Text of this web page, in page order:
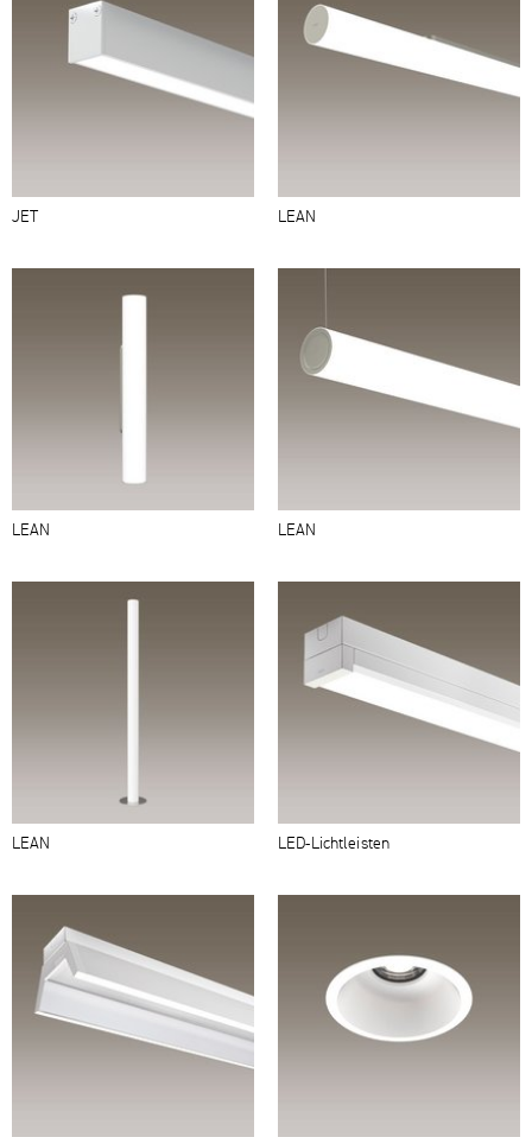
JET LEAN
LEAN LEAN
LEAN LED-​Lichtleisten